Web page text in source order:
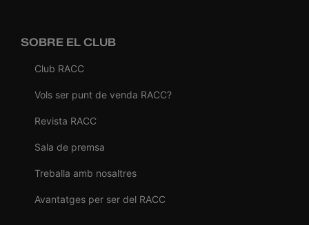
SOBRE EL CLUB
Club RACC
Vols ser punt de venda RACC?
Revista RACC
Sala de premsa
Treballa amb nosaltres
Avantatges per ser del RACC